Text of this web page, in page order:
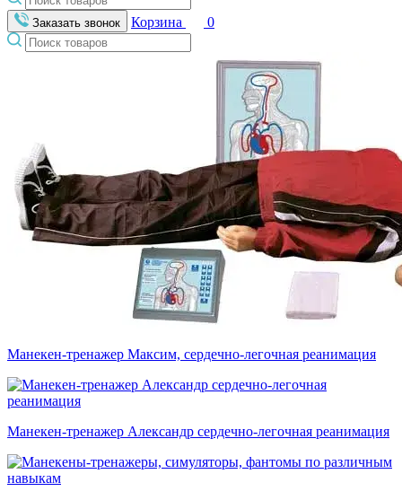
Заказать звонок Корзина 0
Манекен-тренажер Максим, сердечно-легочная реанимация
Манекен-тренажер Александр сердечно-легочная реанимация